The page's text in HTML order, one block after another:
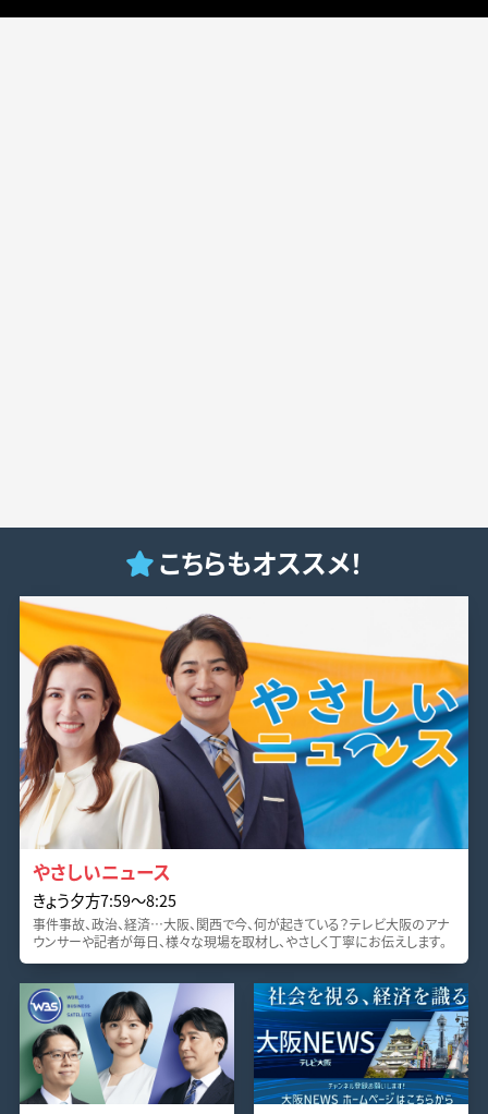
こちらもオススメ！
やさしいニュース
きょう夕方7:59〜8:25
事件事故、政治、経済…大阪、関西で今、何が起きている？テレビ大阪のアナ
ウンサーや記者が毎日、様々な現場を取材し、やさしく丁寧にお伝えします。